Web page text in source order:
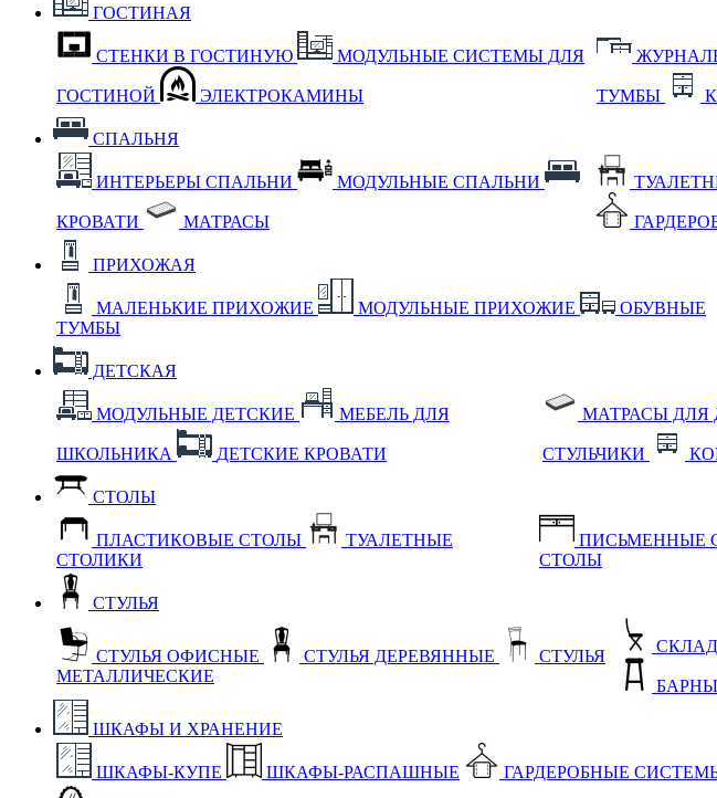
ГОСТИНАЯ
СТЕНКИ В ГОСТИНУЮ МОДУЛЬНЫЕ СИСТЕМЫ ДЛЯ
ГОСТИНОЙ ЭЛЕКТРОКАМИНЫ ТУМБЫ
СПАЛЬНЯ
ИНТЕРЬЕРЫ СПАЛЬНИ МОДУЛЬНЫЕ СПАЛЬНИ
КРОВАТИ МАТРАСЫ
ПРИХОЖАЯ
МАЛЕНЬКИЕ ПРИХОЖИЕ МОДУЛЬНЫЕ ПРИХОЖИЕ
ОБУВНЫЕ
ТУМБЫ
ДЕТСКАЯ
МОДУЛЬНЫЕ ДЕТСКИЕ МЕБЕЛЬ ДЛЯ
ШКОЛЬНИКА ДЕТСКИЕ КРОВАТИ
МАТРАСЫ ДЛЯ
СТУЛЬЧИКИ
СТОЛЫ
ПЛАСТИКОВЫЕ СТОЛЫ
ТУАЛЕТНЫЕ
СТОЛИКИ
ПИСЬМЕННЫЕ
СТОЛЫ
СТУЛЬЯ
СТУЛЬЯ ОФИСНЫЕ СТУЛЬЯ ДЕРЕВЯННЫЕ
СТУЛЬЯ
МЕТАЛЛИЧЕСКИЕ
ШКАФЫ И ХРАНЕНИЕ
ШКАФЫ-КУПЕ ШКАФЫ-РАСПАШНЫЕ ГАРДЕРОБНЫЕ